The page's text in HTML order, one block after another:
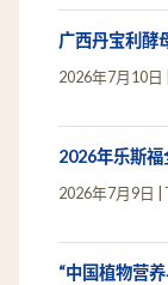
广西丹宝利酵
2026年7月10日
2026年乐斯福
2026年7月9日
“中国植物营